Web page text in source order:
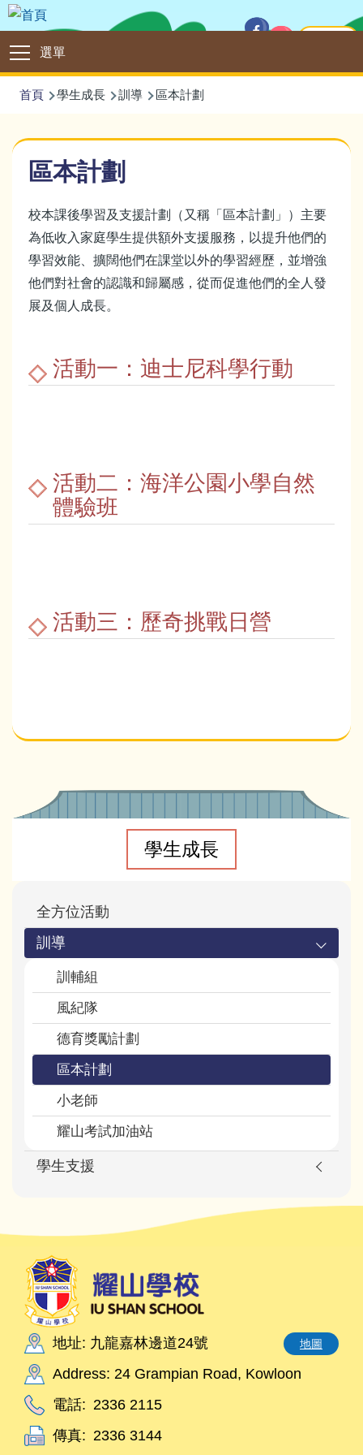
移至主內容
選單
Main
navigation
導
連
結
首頁 學生成長 訓導 區本計劃
區本計劃
校本課後學習及支援計劃（又稱「區本計劃」）主要
為低收入家庭學生提供額外支援服務，以提升他們的
學習效能、擴闊他們在課堂以外的學習經歷，並增強
他們對社會的認識和歸屬感，從而促進他們的全人發
展及個人成長。
活動一：迪士尼科學行動
活動二：海洋公園小學自然
體驗班
活動三：歷奇挑戰日營
Main
學生成長
全方位活動
訓導
訓輔組
風紀隊
德育獎勵計劃
區本計劃
小老師
耀山考試加油站
學生支援
地址: 九龍嘉林邊道24號
Address: 24 Grampian Road, Kowloon
地圖
電話: 2336 2115
傳真: 2336 3144